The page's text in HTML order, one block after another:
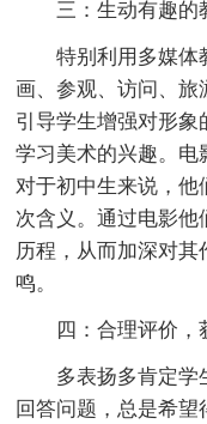
三：生动有趣的
特别利用多媒体
画、参观、访问、旅
引导学生增强对形象
学习美术的兴趣。电
对于初中生来说，
次含义。通过电影
历程，从而加深对
鸣。
四：合理评价，
多表扬多肯定学
回答问题，总是希